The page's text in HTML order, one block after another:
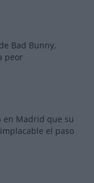
Bad Bunny,
peor
en Madrid que su
el paso